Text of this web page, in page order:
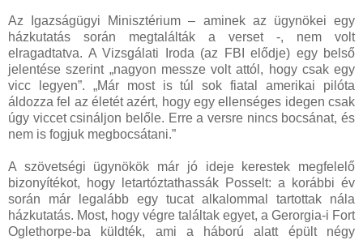
Az Igazságügyi Minisztérium – aminek az ügynökei egy
házkutatás során megtalálták a verset -, nem volt
elragadtatva. A Vizsgálati Iroda (az FBI elődje) egy belső
jelentése szerint „nagyon messze volt attól, hogy csak egy
vicc legyen”. „Már most is túl sok fiatal amerikai pilóta
áldozza fel az életét azért, hogy egy ellenséges idegen csak
úgy viccet csináljon belőle. Erre a versre nincs bocsánat, és
nem is fogjuk megbocsátani.”
A szövetségi ügynökök már jó ideje kerestek megfelelő
bizonyítékot, hogy letartóztathassák Posselt: a korábbi év
során már legalább egy tucat alkalommal tartottak nála
házkutatás. Most, hogy végre találtak egyet, a Gerorgia-i Fort
Oglethorpe-ba küldték, ami a háború alatt épült négy